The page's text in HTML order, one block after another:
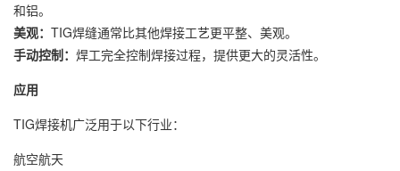
和铝。
美观： TIG焊缝通常比其他焊接工艺更平整、美观。
手动控制： 焊工完全控制焊接过程，提供更大的灵活性。
应用
TIG焊接机广泛用于以下行业：
航空航天